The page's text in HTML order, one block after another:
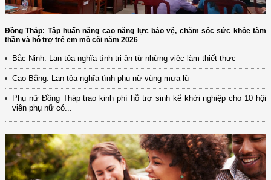
Đồng Tháp: Tập huấn nâng cao năng lực bảo vệ, chăm sóc sức khỏe tâm
thần và hỗ trợ trẻ em mồ côi năm 2026
Bắc Ninh: Lan tỏa nghĩa tình tri ân từ những việc làm thiết thực
Cao Bằng: Lan tỏa nghĩa tình phụ nữ vùng mưa lũ
Phụ nữ Đồng Tháp trao kinh phí hỗ trợ sinh kế khởi nghiệp cho 10 hội
viên phụ nữ có...